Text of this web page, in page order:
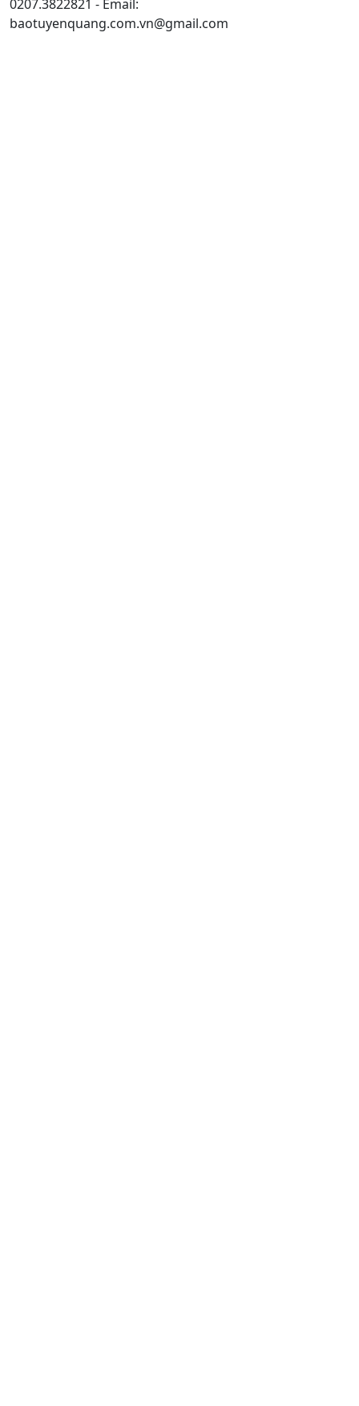
0207.3822821 - Email:
baotuyenquang.com.vn@gmail.com